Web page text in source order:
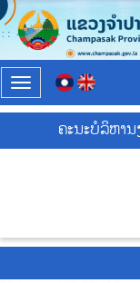
T
o
g
l
i
ຄະນະບໍລິຫາ